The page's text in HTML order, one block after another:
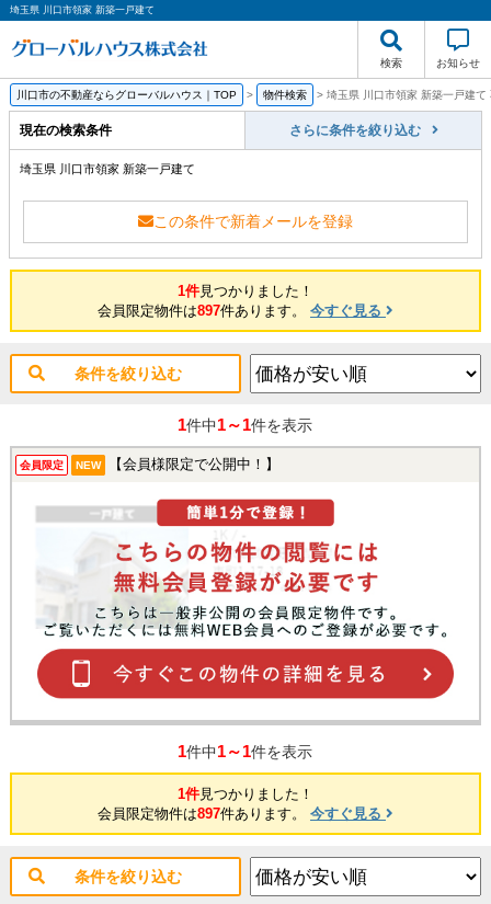
埼玉県 川口市領家 新築一戸建て
検索 お知らせ
川口市の不動産ならグローバルハウス｜TOP > 物件検索 > 埼玉県 川口市領家 新築一戸建て
現在の検索条件 さらに条件を絞り込む
埼玉県 川口市領家 新築一戸建て
この条件で新着メールを登録
1件見つかりました！
会員限定物件は897件あります。 今すぐ見る
条件を絞り込む
1件中1～1件を表示
会員限定 NEW 【会員様限定で公開中！】
1件中1～1件を表示
1件見つかりました！
会員限定物件は897件あります。 今すぐ見る
条件を絞り込む